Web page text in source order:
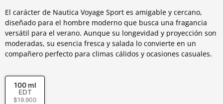
El carácter de Nautica Voyage Sport es amigable y cercano,
diseñado para el hombre moderno que busca una fragancia
versátil para el verano. Aunque su longevidad y proyección son
moderadas, su esencia fresca y salada lo convierte en un
compañero perfecto para climas cálidos y ocasiones casuales.
100 ml
EDT
$19.900